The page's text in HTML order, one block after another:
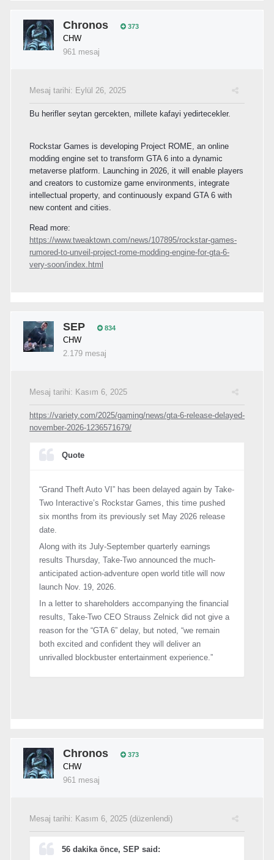
Chronos 373
CHW
961 mesaj
Mesaj tarihi: Eylül 26, 2025
Bu herifler seytan gercekten, millete kafayi yedirtecekler.
Rockstar Games is developing Project ROME, an online
modding engine set to transform GTA 6 into a dynamic
metaverse platform. Launching in 2026, it will enable players
and creators to customize game environments, integrate
intellectual property, and continuously expand GTA 6 with
new content and cities.
Read more:
https://www.tweaktown.com/news/107895/rockstar-games-
rumored-to-unveil-project-rome-modding-engine-for-gta-6-
very-soon/index.html
SEP 834
CHW
2.179 mesaj
Mesaj tarihi: Kasım 6, 2025
https://variety.com/2025/gaming/news/gta-6-release-delayed-
november-2026-1236571679/
Quote
“Grand Theft Auto VI” has been delayed again by Take-
Two Interactive’s Rockstar Games, this time pushed
six months from its previously set May 2026 release
date.
Along with its July-September quarterly earnings
results Thursday, Take-Two announced the much-
anticipated action-adventure open world title will now
launch Nov. 19, 2026.
In a letter to shareholders accompanying the financial
results, Take-Two CEO Strauss Zelnick did not give a
reason for the “GTA 6” delay, but noted, “we remain
both excited and confident they will deliver an
unrivalled blockbuster entertainment experience.”
Chronos 373
CHW
961 mesaj
Mesaj tarihi: Kasım 6, 2025 (düzenlendi)
56 dakika önce, SEP said: